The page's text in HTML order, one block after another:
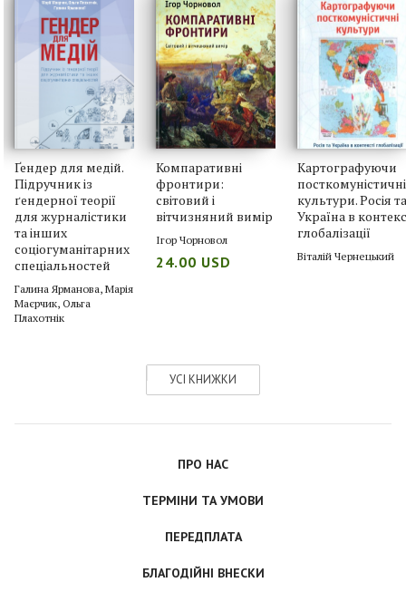
Ґендер для медій.
Підручник із
ґендерної теорії
для журналістики
та інших
соціогуманітарних
спеціальностей
Галина Ярманова, Марія
Маєрчик, Ольга
Плахотнік
Компаративні
фронтири:
світовий і
вітчизняний вимір
Ігор Чорновол
24.00 USD
Картографуючи
посткомуністичні
культури. Росія та
Україна в
глобалізації
Віталій Чернецький
УСІ КНИЖКИ
ПРО НАС
ТЕРМІНИ ТА УМОВИ
ПЕРЕДПЛАТА
БЛАГОДІЙНІ ВНЕСКИ